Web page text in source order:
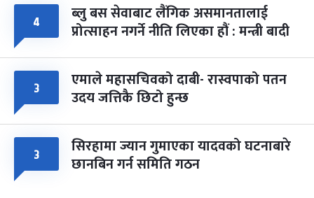
४ ब्लु बस सेवाबाट लैंगिक असमानतालाई
प्रोत्साहन नगर्ने नीति लिएका हौं : मन्त्री बादी
३ एमाले महासचिवको दाबी- रास्वपाको पतन
उदय जत्तिकै छिटो हुन्छ
३ सिरहामा ज्यान गुमाएका यादवको घटनाबारे
छानबिन गर्न समिति गठन